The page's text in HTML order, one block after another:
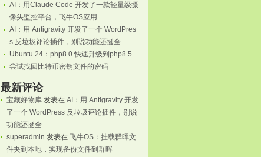
AI：用Claude Code 开发了一款轻量级摄
像头监控平台，飞牛OS应用
AI：用 Antigravity 开发了一个 WordPres
s 反垃圾评论插件，别说功能还挺全
Ubuntu 24：php8.0 快速升级到php8.5
尝试找回比特币密钥文件的密码
最新评论
宝藏好物库 发表在 AI：用 Antigravity 开发
了一个 WordPress 反垃圾评论插件，别说
功能还挺全
superadmin 发表在 飞牛OS：挂载群晖文
件夹到本地，实现备份文件到群晖